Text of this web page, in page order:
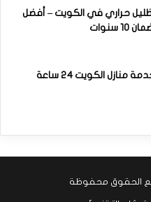
حراري في الكويت – أفضل
سنوات
تظليل سيارات خدمة منازل الكويت 24 ساعة
الحقوق محفوظة